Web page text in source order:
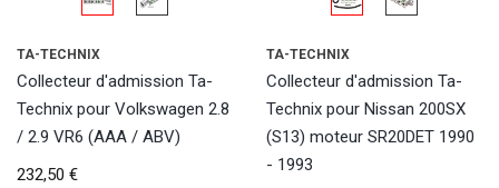
TA-TECHNIX
Collecteur d'admission Ta-
Technix pour Volkswagen 2.8
/ 2.9 VR6 (AAA / ABV)
232,50 €
TA-TECHNIX
Collecteur d'admission Ta-
Technix pour Nissan 200SX
(S13) moteur SR20DET 1990
- 1993